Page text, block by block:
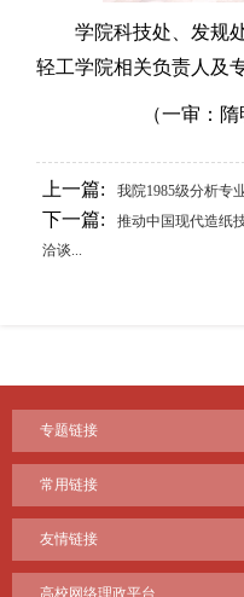
学院科技处、发规
轻工学院相关负责人及
（一审：
上一篇: 我院1985级分析专
下一篇:
推动中国现代造纸
洽谈...
专题链接
常用链接
友情链接
高校网络理政平台